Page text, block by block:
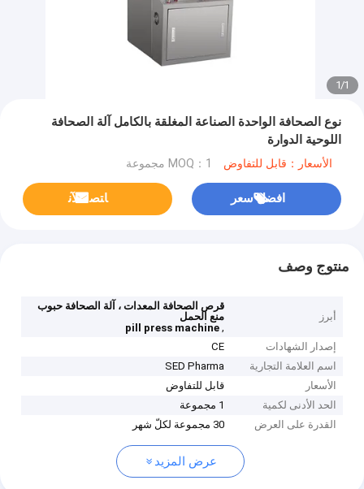
1
/
1
نوع الصحافة الواحدة الصناعة المغلقة بالكامل آلة الصحافة
اللوحية الدوارة
الأسعار：قابل للتفاوض MOQ：1 مجموعة
افضل سعر ﺎﺘﺼﻟ ﺍﻶﻧ
منتوج وصف
أبرز
قرص الصحافة المعدات ، آلة الصحافة حبوب
منع الحمل
,
pill press machine
إصدار الشهادات
CE
اسم العلامة التجارية
SED Pharma
الأسعار
قابل للتفاوض
الحد الأدنى لكمية
1 مجموعة
القدرة على العرض
30 مجموعة لكلّ شهر
عرض المزيد